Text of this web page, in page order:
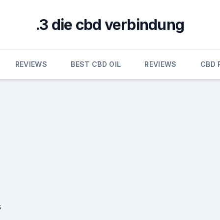
.3 die cbd verbindung
REVIEWS BEST CBD OIL REVIEWS CBD